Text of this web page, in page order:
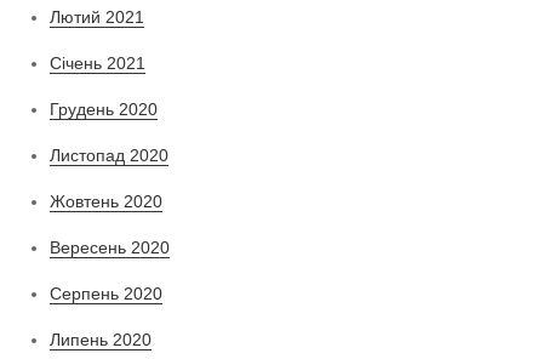
Лютий 2021
Січень 2021
Грудень 2020
Листопад 2020
Жовтень 2020
Вересень 2020
Серпень 2020
Липень 2020